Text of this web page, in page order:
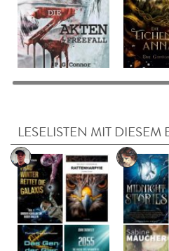
LESELISTEN MIT DIESEM